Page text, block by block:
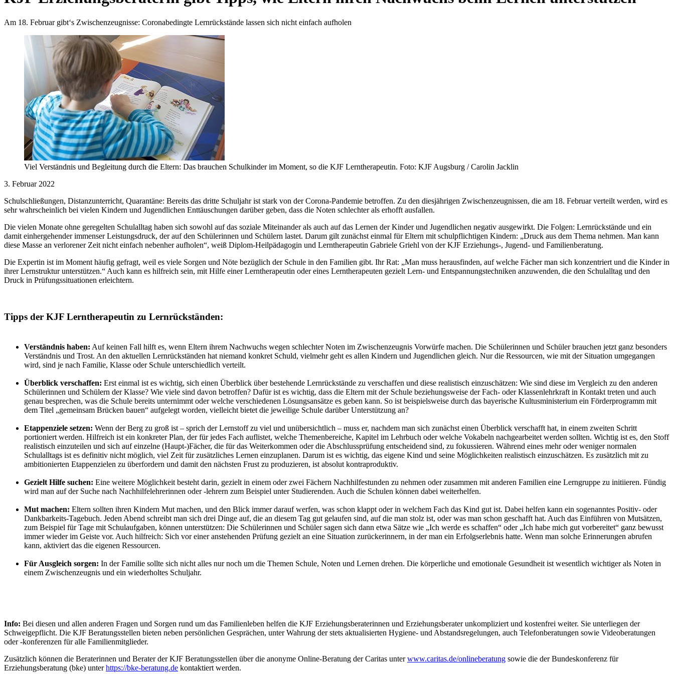
Am 18. Februar gibt‘s Zwischenzeugnisse: Coronabedingte Lernrückstände lassen sich nicht einfach aufholen
Viel Verständnis und Begleitung durch die Eltern: Das brauchen Schulkinder im Moment, so die KJF Lerntherapeutin. Foto: KJF Augsburg / Carolin Jacklin
3. Februar 2022
Schulschließungen, Distanzunterricht, Quarantäne: Bereits das dritte Schuljahr ist stark von der Corona-Pandemie betroffen. Zu den diesjährigen Zwischenzeugnissen, die am 18. Februar verteilt werden, wird es
sehr wahrscheinlich bei vielen Kindern und Jugendlichen Enttäuschungen darüber geben, dass die Noten schlechter als erhofft ausfallen.
Die vielen Monate ohne geregelten Schulalltag haben sich sowohl auf das soziale Miteinander als auch auf das Lernen der Kinder und Jugendlichen negativ ausgewirkt. Die Folgen: Lernrückstände und ein
damit einhergehender immenser Leistungsdruck, der auf den Schülerinnen und Schülern lastet. Darum gilt zunächst einmal für Eltern mit schulpflichtigen Kindern: „Druck aus dem Thema nehmen. Man kann
diese Masse an verlorener Zeit nicht einfach nebenher aufholen“, weiß Diplom-Heilpädagogin und Lerntherapeutin Gabriele Griehl von der KJF Erziehungs-, Jugend- und Familienberatung.
Die Expertin ist im Moment häufig gefragt, weil es viele Sorgen und Nöte bezüglich der Schule in den Familien gibt. Ihr Rat: „Man muss herausfinden, auf welche Fächer man sich konzentriert und die Kinder in
ihrer Lernstruktur unterstützen.“ Auch kann es hilfreich sein, mit Hilfe einer Lerntherapeutin oder eines Lerntherapeuten gezielt Lern- und Entspannungstechniken anzuwenden, die den Schulalltag und den
Druck in Prüfungssituationen erleichtern.
Tipps der KJF Lerntherapeutin zu Lernrückständen:
Verständnis haben: Auf keinen Fall hilft es, wenn Eltern ihrem Nachwuchs wegen schlechter Noten im Zwischenzeugnis Vorwürfe machen. Die Schülerinnen und Schüler brauchen jetzt ganz besonders
Verständnis und Trost. An den aktuellen Lernrückständen hat niemand konkret Schuld, vielmehr geht es allen Kindern und Jugendlichen gleich. Nur die Ressourcen, wie mit der Situation umgegangen
wird, sind je nach Familie, Klasse oder Schule unterschiedlich verteilt.
Überblick verschaffen: Erst einmal ist es wichtig, sich einen Überblick über bestehende Lernrückstände zu verschaffen und diese realistisch einzuschätzen: Wie sind diese im Vergleich zu den anderen
Schülerinnen und Schülern der Klasse? Wie viele sind davon betroffen? Dafür ist es wichtig, dass die Eltern mit der Schule beziehungsweise der Fach- oder Klassenlehrkraft in Kontakt treten und auch
genau besprechen, was die Schule bereits unternimmt oder welche verschiedenen Lösungsansätze es geben kann. So ist beispielsweise durch das bayerische Kultusministerium ein Förderprogramm mit
dem Titel „gemeinsam Brücken bauen“ aufgelegt worden, vielleicht bietet die jeweilige Schule darüber Unterstützung an?
Etappenziele setzen: Wenn der Berg zu groß ist – sprich der Lernstoff zu viel und unübersichtlich – muss er, nachdem man sich zunächst einen Überblick verschafft hat, in einem zweiten Schritt
portioniert werden. Hilfreich ist ein konkreter Plan, der für jedes Fach auflistet, welche Themenbereiche, Kapitel im Lehrbuch oder welche Vokabeln nachgearbeitet werden sollten. Wichtig ist es, den Stoff
realistisch einzuteilen und sich auf einzelne (Haupt-)Fächer, die für das Weiterkommen oder die Abschlussprüfung entscheidend sind, zu fokussieren. Während eines mehr oder weniger normalen
Schulalltags ist es definitiv nicht möglich, viel Zeit für zusätzliches Lernen einzuplanen. Darum ist es wichtig, das eigene Kind und seine Möglichkeiten realistisch einzuschätzen. Es zusätzlich mit zu
ambitionierten Etappenzielen zu überfordern und damit den nächsten Frust zu produzieren, ist absolut kontraproduktiv.
Gezielt Hilfe suchen: Eine weitere Möglichkeit besteht darin, gezielt in einem oder zwei Fächern Nachhilfestunden zu nehmen oder zusammen mit anderen Familien eine Lerngruppe zu initiieren. Fündig
wird man auf der Suche nach Nachhilfelehrerinnen oder -lehrern zum Beispiel unter Studierenden. Auch die Schulen können dabei weiterhelfen.
Mut machen: Eltern sollten ihren Kindern Mut machen, und den Blick immer darauf werfen, was schon klappt oder in welchem Fach das Kind gut ist. Dabei helfen kann ein sogenanntes Positiv- oder
Dankbarkeits-Tagebuch. Jeden Abend schreibt man sich drei Dinge auf, die an diesem Tag gut gelaufen sind, auf die man stolz ist, oder was man schon geschafft hat. Auch das Einführen von Mutsätzen,
zum Beispiel für Tage mit Schulaufgaben, können unterstützen: Die Schülerinnen und Schüler sagen sich dann etwa Sätze wie „Ich werde es schaffen“ oder „Ich habe mich gut vorbereitet“ ganz bewusst
immer wieder im Geiste vor. Auch hilfreich: Sich vor einer anstehenden Prüfung gezielt an eine Situation zurückerinnern, in der man ein Erfolgserlebnis hatte. Wenn man solche Erinnerungen abrufen
kann, aktiviert das die eigenen Ressourcen.
Für Ausgleich sorgen: In der Familie sollte sich nicht alles nur noch um die Themen Schule, Noten und Lernen drehen. Die körperliche und emotionale Gesundheit ist wesentlich wichtiger als Noten in
einem Zwischenzeugnis und ein wiederholtes Schuljahr.
Info: Bei diesen und allen anderen Fragen und Sorgen rund um das Familienleben helfen die KJF Erziehungsberaterinnen und Erziehungsberater unkompliziert und kostenfrei weiter. Sie unterliegen der
Schweigepflicht. Die KJF Beratungsstellen bieten neben persönlichen Gesprächen, unter Wahrung der stets aktualisierten Hygiene- und Abstandsregelungen, auch Telefonberatungen sowie Videoberatungen
oder -konferenzen für alle Familienmitglieder.
Zusätzlich können die Beraterinnen und Berater der KJF Beratungsstellen über die anonyme Online-Beratung der Caritas unterwww.caritas.de/onlineberatung sowie die der Bundeskonferenz für
Erziehungsberatung (bke) unterhttps://bke-beratung.de kontaktiert werden.